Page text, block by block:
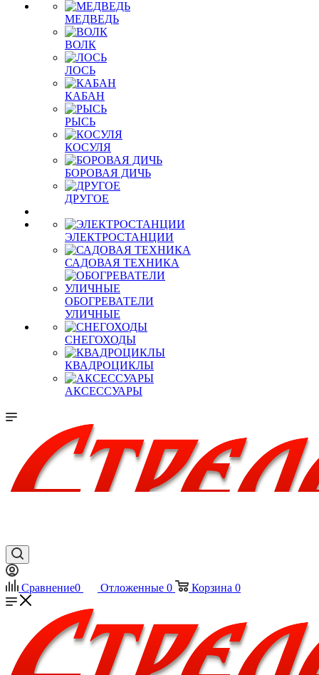
МЕДВЕДЬ
ВОЛК
ЛОСЬ
КАБАН
РЫСЬ
КОСУЛЯ
БОРОВАЯ ДИЧЬ
ДРУГОЕ
ЭЛЕКТРОСТАНЦИИ
САДОВАЯ ТЕХНИКА
ОБОГРЕВАТЕЛИ
УЛИЧНЫЕ
СНЕГОХОДЫ
КВАДРОЦИКЛЫ
АКСЕССУАРЫ
Сравнение0 Отложенные 0 Корзина 0